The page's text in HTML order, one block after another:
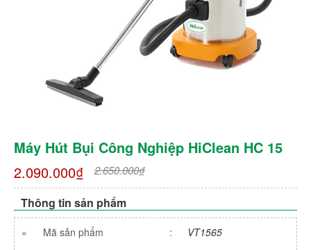
Máy Hút Bụi Công Nghiệp HiClean HC 15
2.090.000₫
2.650.000₫
Thông tin sản phẩm
» Mã sản phẩm :
VT1565